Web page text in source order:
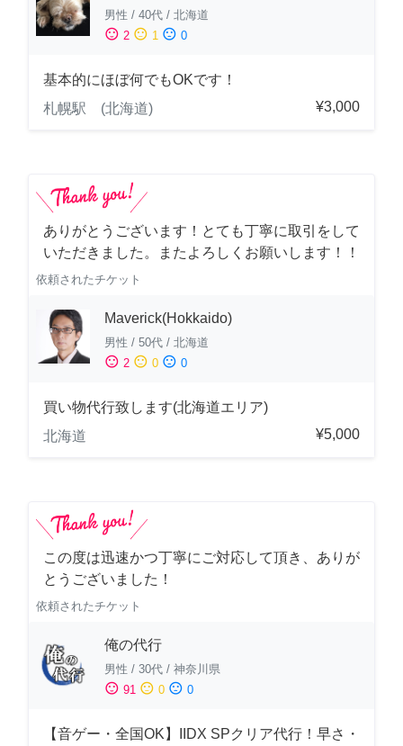
男性 / 40代 / 北海道
sentiment_satisfied 2 sentiment_neutral 1 sentiment_dissatisfied 0
基本的にほぼ何でもOKです！
札幌駅 (北海道)
¥3,000
ありがとうございます！とても丁寧に取引をして
いただきました。またよろしくお願いします！！
依頼されたチケット
Maverick(Hokkaido)
男性 / 50代 / 北海道
sentiment_satisfied 2 sentiment_neutral 0 sentiment_dissatisfied 0
買い物代行致します(北海道エリア)
北海道
¥5,000
この度は迅速かつ丁寧にご対応して頂き、ありが
とうございました！
依頼されたチケット
俺の代行
男性 / 30代 / 神奈川県
sentiment_satisfied 91 sentiment_neutral 0 sentiment_dissatisfied 0
【音ゲー・全国OK】IIDX SPクリア代行！早さ・